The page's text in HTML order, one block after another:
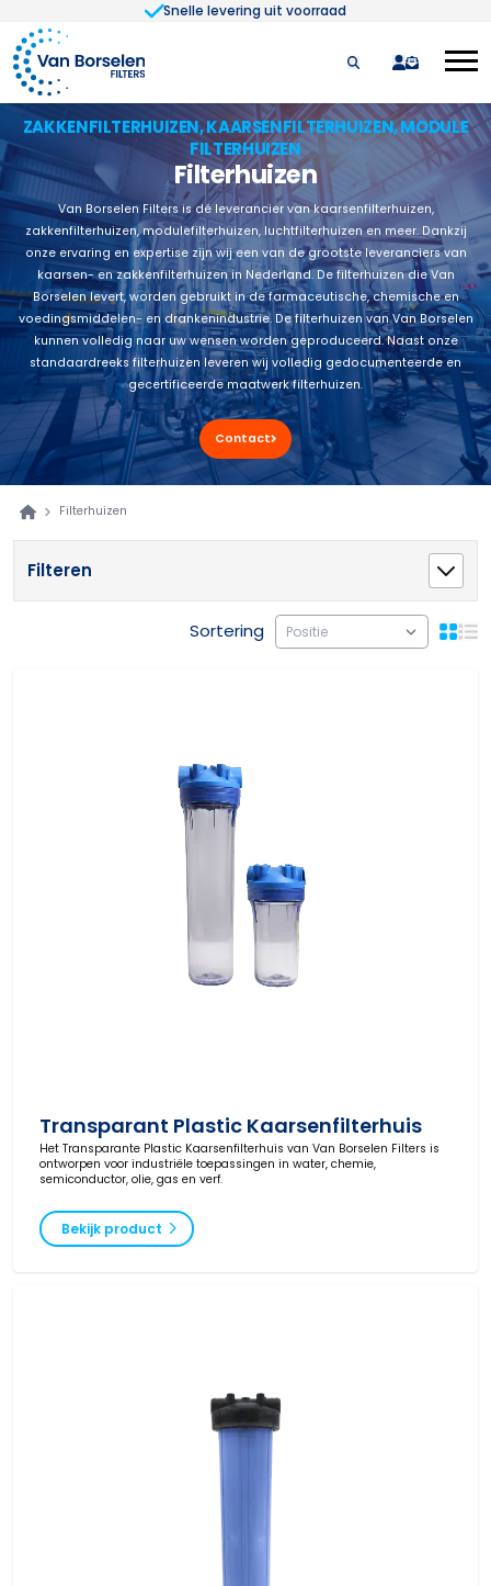
Snelle levering uit voorraad
Ga naar de inhoud
quote
ZAKKENFILTERHUIZEN, KAARSENFILTERHUIZEN, MODULE
FILTERHUIZEN
Filterhuizen
Van Borselen Filters is dé leverancier van kaarsenfilterhuizen,
zakkenfilterhuizen, modulefilterhuizen, luchtfilterhuizen en meer. Dankzij
onze ervaring en expertise zijn wij een van de grootste leveranciers van
kaarsen- en zakkenfilterhuizen in Nederland. De filterhuizen die Van
Borselen levert, worden gebruikt in de farmaceutische, chemische en
voedingsmiddelen- en drankenindustrie. De filterhuizen van Van Borselen
kunnen volledig naar uw wensen worden geproduceerd. Naast onze
standaardreeks filterhuizen leveren wij volledig gedocumenteerde en
gecertificeerde maatwerk filterhuizen.
Contact
Filterhuizen
Filteren
Sortering
Transparant Plastic Kaarsenfilterhuis
Het Transparante Plastic Kaarsenfilterhuis van Van Borselen Filters is
ontworpen voor industriële toepassingen in water, chemie,
semiconductor, olie, gas en verf.
Bekijk product